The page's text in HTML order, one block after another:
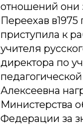
отношений они
Переехав в1975
приступила к
учителя
директора по
Алексеевна
Министерства
Федерации за